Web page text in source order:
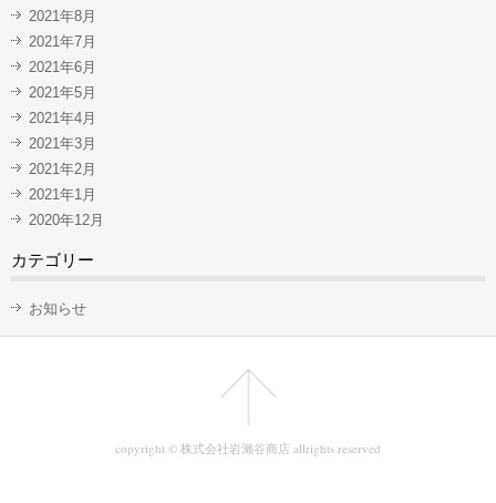
2021年8月
2021年7月
2021年6月
2021年5月
2021年4月
2021年3月
2021年2月
2021年1月
2020年12月
カテゴリー
お知らせ
copyright © 株式会社岩瀨谷商店 allrights reserved